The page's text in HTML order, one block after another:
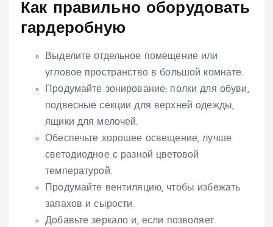
Как правильно оборудовать
гардеробную
Выделите отдельное помещение или
угловое пространство в большой комнате.
Продумайте зонирование: полки для обуви,
подвесные секции для верхней одежды,
ящики для мелочей.
Обеспечьте хорошее освещение, лучше
светодиодное с разной цветовой
температурой.
Продумайте вентиляцию, чтобы избежать
запахов и сырости.
Добавьте зеркало и, если позволяет